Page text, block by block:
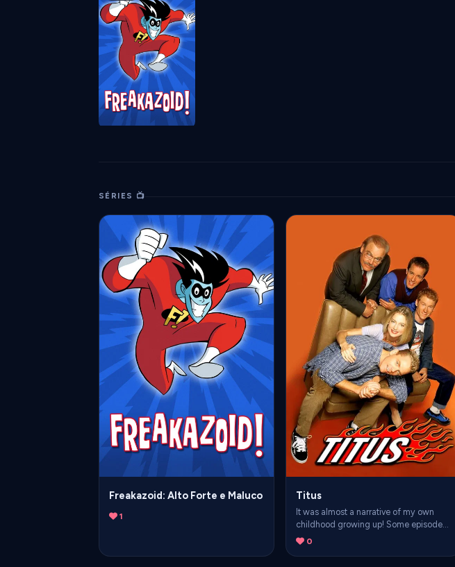
SÉRIES 📺
Freakazoid: Alto Forte e Maluco
1
Titus
It was almost a narrative of my own
childhood growing up! Some episodes
were legit parallel to experiences I had
0